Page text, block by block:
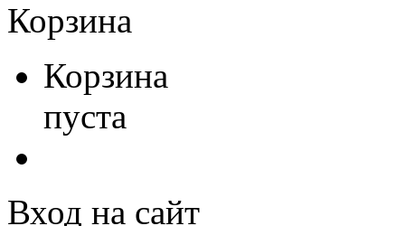
Корзина
Корзина
пуста
Вход на сайт